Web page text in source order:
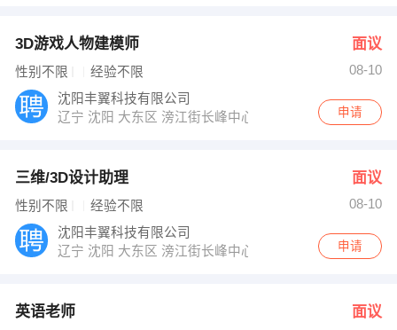
3D游戏人物建模师 面议
性别不限 经验不限
08-10
沈阳丰翼科技有限公司
辽宁 沈阳 大东区 滂江街长峰中心2406
申请
三维/3D设计助理 面议
性别不限 经验不限
08-10
沈阳丰翼科技有限公司
辽宁 沈阳 大东区 滂江街长峰中心2406
申请
英语老师 面议